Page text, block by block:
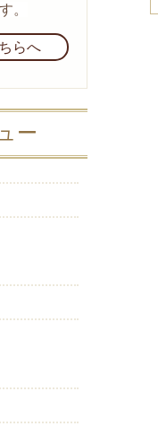
。
らへ
ー